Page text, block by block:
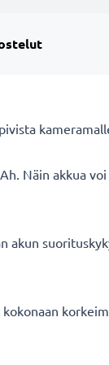
Näin akkua
akun